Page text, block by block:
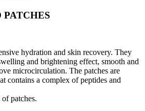
PATCHES
hydration and skin recovery. They
and brightening effect, smooth and
microcirculation. The patches are
contains a complex of peptides and
patches.